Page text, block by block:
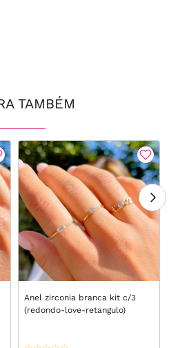
TAMBÉM
Anel zirconia branca kit c/3
(redondo-love-retangulo)